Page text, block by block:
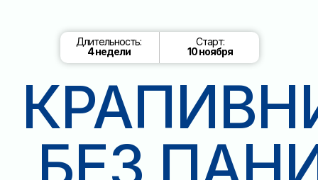
БЕЗ
Старт:
10 ноября
Длительность:
4 недели